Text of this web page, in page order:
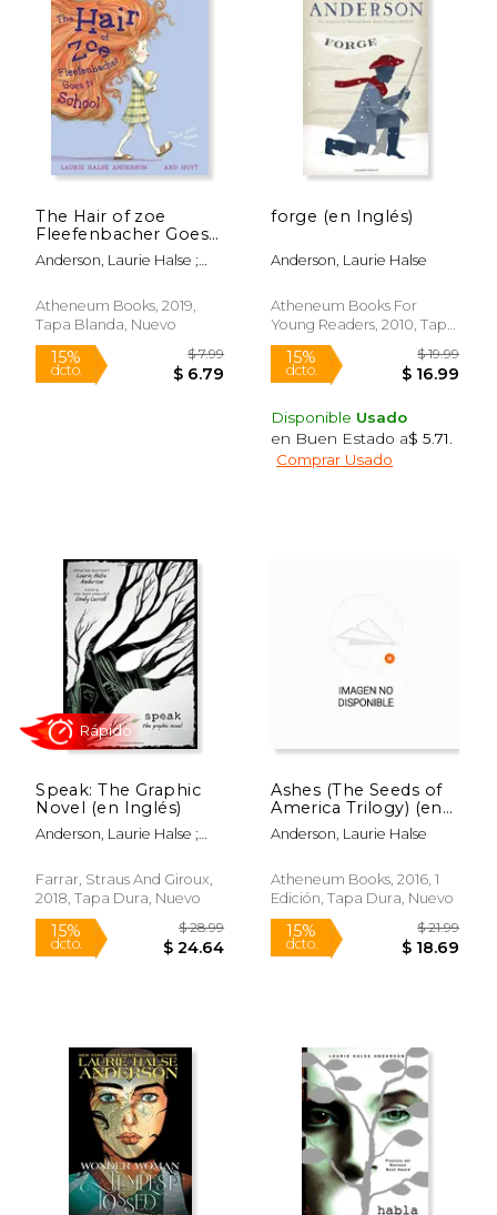
15%
dcto.
Rápido
15% $ 19.00 15%
dcto.
The Hair of zoe
Fleefenbacher Goes
to School (en Inglés)
Anderson, Laurie Halse ;
Atheneum Books, 2019,
Tapa Blanda, Nuevo
forge (en Inglés)
Anderson, Laurie Halse
Atheneum Books For
Young Readers, 2010, Tapa
Dura, Nuevo
Disponible Usado
en Buen Estado a$ 5.71
Comprar Usado
Speak: The Graphic
Novel (en Inglés)
Anderson, Laurie Halse ;
Farrar, Straus And Giroux,
2018, Tapa Dura, Nuevo
Ashes (The Seeds of
America Trilogy) (en
Inglés)
Anderson, Laurie Halse
Atheneum Books, 2016, 1
Edición, Tapa Dura, Nuevo